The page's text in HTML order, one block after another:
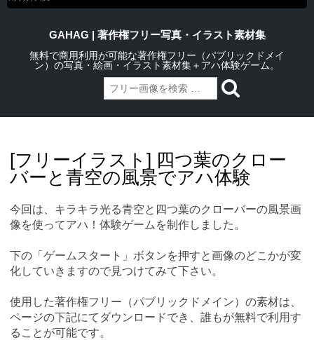
GAHAG | 著作権フリー写真・イラスト素材集
無料で商用利用が可能な著作権フリー（パブリックドメイ
ン）の写真・絵画・イラスト素材集＋アハ体験ゲーム。
content[フリーイラスト] 四つ葉のクロー
バーと青空の風景でアハ体験
今回は、キラキラ光る青空と四つ葉のクローバーの風景画
像を使ってアハ！体験ゲームを制作しました。
下の「ゲームスタート」ボタンを押すと画像のどこかが変
化していきますので見つけてみて下さい。
使用した著作権フリー（パブリックドメイン）の素材は、
ページの下記にてダウンロードでき、誰もが無料で利用す
ることが可能です。